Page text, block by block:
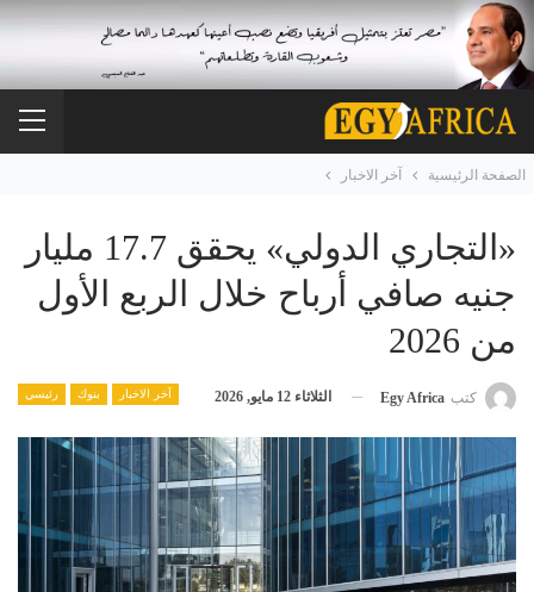
الصفحة الرئيسية آخر الاخبار
«التجاري الدولي» يحقق 17.7 مليار
جنيه صافي أرباح خلال الربع الأول
من 2026
آخر الاخبار بنوك رئيسي كتب Egy Africa الثلاثاء 12 مايو, 2026